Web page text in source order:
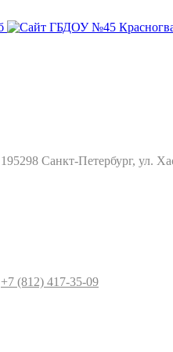
195298 Санкт-Петербург, ул.
+7 (812) 417-35-09